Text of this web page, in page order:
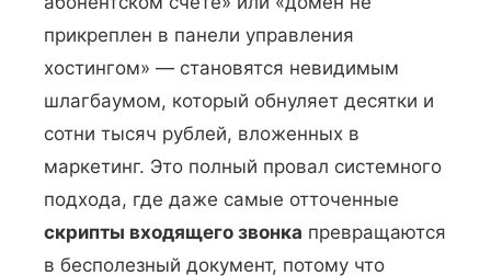
прикреплен в панели управления
хостингом» — становятся невидимым
шлагбаумом, который обнуляет десятки и
сотни тысяч рублей, вложенных в
маркетинг. Это полный провал системного
подхода, где даже самые отточенные
скрипты входящего звонка превращаются
в бесполезный документ, потому что